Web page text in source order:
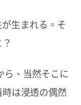
生まれる。そ
ら、当然そこに
は浸透の偶然